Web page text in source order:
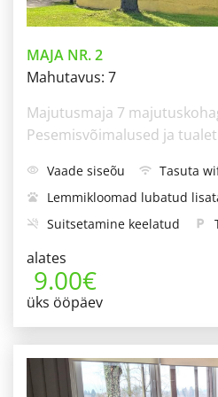
MAJA NR. 2
Mahutavus: 7
Majutusmaja 7
Pesemisvõimalused ja
visibility Vaade siseõu wifi Tasuta
pets Lemmikloomad lubatud
smoke_free Suitsetamine keelatud local_parking
outdoor_grill Grillimisala
bed Kolm narivoodit ja üks eraldi
alates
9.00€
üks ööpäev